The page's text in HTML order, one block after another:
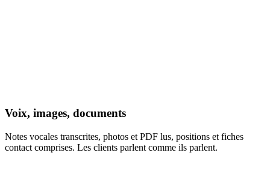
Voix, images, documents
Notes vocales transcrites, photos et PDF lus, positions et fiches
contact comprises. Les clients parlent comme ils parlent.